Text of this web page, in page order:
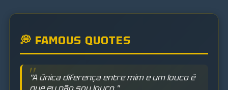
💭 FAMOUS QUOTES
"A única diferença entre mim e um louco é